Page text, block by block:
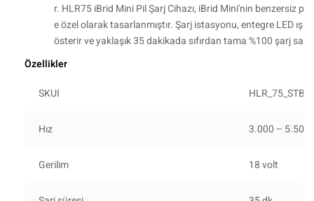
r. HLR75 iBrid Mini Pil Şarj Cihazı, iBrid Mini'nin benzersiz
e özel olarak tasarlanmıştır. Şarj istasyonu, entegre LED
österir ve yaklaşık 35 dakikada sıfırdan tama %100 şarj
Özellikler
SKUI
HLR_75_STB
Hız 3.000 – 5.500
Gerilim 18 volt